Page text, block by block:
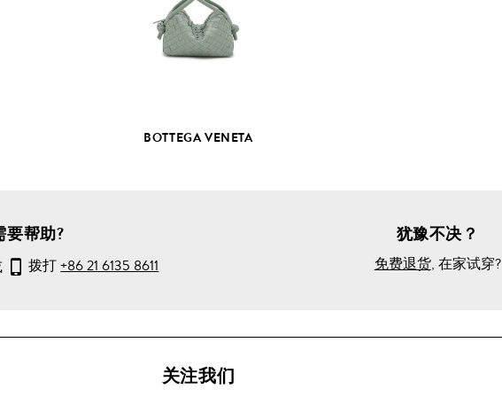
BOTTEGA VENETA
部
产
品
要帮助?
拨打+86 21 6135 8611
犹豫不决？
免费退货, 在家试穿?
关注我们